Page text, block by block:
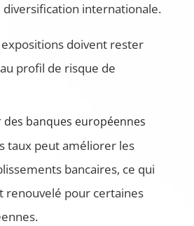
diversification internationale.
doivent rester
profil de risque de
des banques européennes
taux peut améliorer les
bancaires, ce qui
renouvelé pour certaines